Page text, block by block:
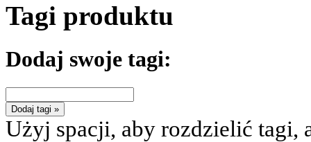
Tagi produktu
Dodaj swoje tagi:
Dodaj tagi »
Użyj spacji, aby rozdzielić tagi,